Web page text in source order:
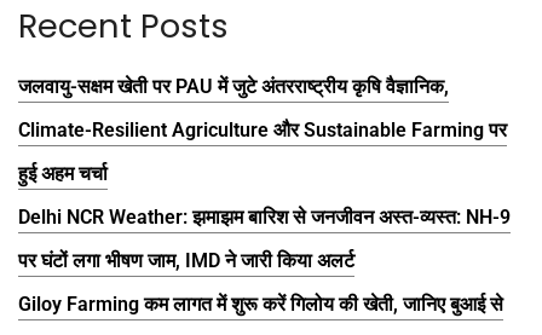
Recent Posts
जलवायु-सक्षम खेती पर PAU में जुटे अंतरराष्ट्रीय कृषि वैज्ञानिक,
Climate-Resilient Agriculture और Sustainable Farming पर
हुई अहम चर्चा
Delhi NCR Weather: झमाझम बारिश से जनजीवन अस्त-व्यस्त: NH-9
पर घंटों लगा भीषण जाम, IMD ने जारी किया अलर्ट
Giloy Farming कम लागत में शुरू करें गिलोय की खेती, जानिए बुआई से